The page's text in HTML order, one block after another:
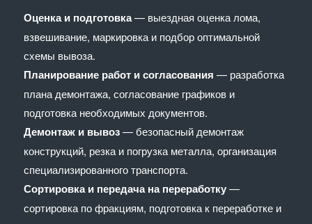
Оценка и подготовка— выездная оценка лома,
взвешивание, маркировка и подбор оптимальной
схемы вывоза.
Планирование работ и согласования — разработка
плана демонтажа, согласование графиков и
подготовка необходимых документов.
Демонтаж и вывоз— безопасный демонтаж
конструкций, резка и погрузка металла, организация
специализированного транспорта.
Сортировка и передача на переработку—
сортировка по фракциям, подготовка к переработке и